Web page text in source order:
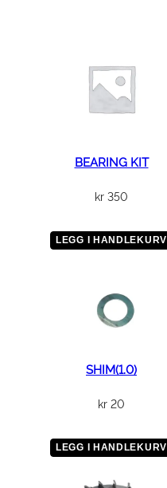
BEARING KIT
kr 350
LEGG I HANDLEKURV
SHIM(1.0)
kr 20
LEGG I HANDLEKURV